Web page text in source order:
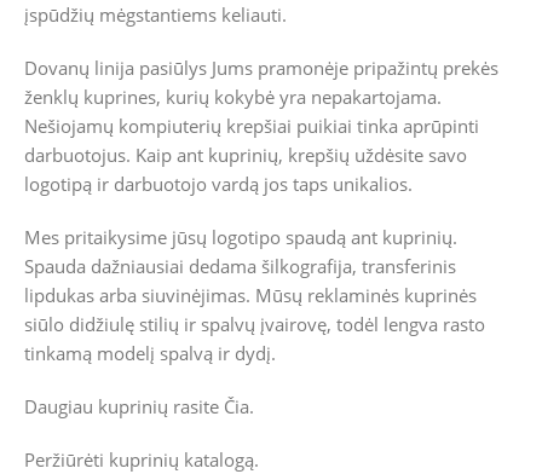
įspūdžių mėgstantiems keliauti.
Dovanų linija pasiūlys Jums pramonėje pripažintų prekės
ženklų kuprines, kurių kokybė yra nepakartojama.
Nešiojamų kompiuterių krepšiai puikiai tinka aprūpinti
darbuotojus. Kaip ant kuprinių, krepšių uždėsite savo
logotipą ir darbuotojo vardą jos taps unikalios.
Mes pritaikysime jūsų logotipo spaudą ant kuprinių.
Spauda dažniausiai dedama šilkografija, transferinis
lipdukas arba siuvinėjimas. Mūsų reklaminės kuprinės
siūlo didžiulę stilių ir spalvų įvairovę, todėl lengva rasto
tinkamą modelį spalvą ir dydį.
Daugiau kuprinių rasite Čia.
Peržiūrėti kuprinių katalogą.